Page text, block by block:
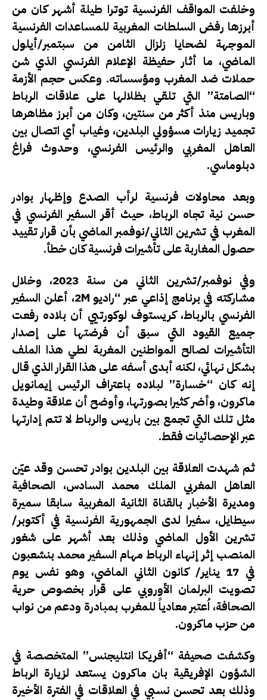
وخلفت المواقف الفرنسية توترا طيلة أشهر كان من
أبرزها رفض السلطات المغربية للمساعدات الفرنسية
الموجهة لضحايا زلزال الثامن من سبتمبر/أيلول
الماضي، ما أثار حفيظة الإعلام الفرنسي الذي شن
حملات ضد المغرب ومؤسساته. وعكس حجم الأزمة
“الصامتة” التي تلقي بظلالها على علاقات الرباط
وباريس منذ أكثر من سنتين، وكان من أبرز مظاهرها
تجميد زيارات مسؤولي البلدين، وغياب أي اتصال بين
العاهل المغربي والرئيس الفرنسي، وحدوث فراغ
دبلوماسي.
وبعد محاولات فرنسية لرأب الصدع وإظهار بوادر
حسن نية تجاه الرباط، حيث أقر السفير الفرنسي في
المغرب في تشرين الثاني/نوفمبر الماضي بأن قرار تقييد
حصول المغاربة على تأشيرات فرنسية كان خطأ.
وفي نوفمبر/تشرين الثاني من سنة 2023، وخلال
مشاركته في برنامج إذاعي عبر “راديو 2M، أعلن السفير
الفرنسي بالرباط، كريستوف لوكورتيي أن بلاده رفعت
جميع القيود التي سبق أن فرضتها على إصدار
التأشيرات لصالح المواطنين المغربة لطي هذا الملف
بشكل نهائي، لكنه أبدى أسفه على هذا القرار الذي قال
إنه كان “خسارة” لبلاده باعتراف الرئيس إيمانويل
ماكرون، وأضر كثيرا بصورتها، وأوضح أن علاقة وطيدة
مثل تلك التي تجمع بين باريس والرباط لا تتم إدارتها
عبر الإحصائيات فقط.
ثم شهدت العلاقة بين البلدين بوادر تحسن وقد عيّن
العاهل المغربي الملك محمد السادس، الصحافية
ومديرة الأخبار بالقناة الثانية المغربية سابقا سميرة
سيطايل، سفيرا لدى الجمهورية الفرنسية في أكتوبر/
تشرين الأول الماضي وذلك بعد أشهر على شغور
المنصب إثر إنهاء الرباط مهام السفير محمد بنشعبون
في 17 يناير/ كانون الثاني الماضي، وهو نفس يوم
تصويت البرلمان الأوروبي على قرار بخصوص حرية
الصحافة، اُعتبر معادياً للمغرب بمبادرة ودعم من نواب
من حزب ماكرون.
وكشفت صحيفة “أفريكا انتليجنس” المتخصصة في
الشؤون الإفريقية بان ماكرون يستعد لزيارة الرباط
وذلك بعد تحسن نسبي في العلاقات في الفترة الأخيرة